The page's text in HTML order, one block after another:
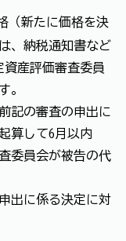
（新たに価格を決
、納税通知書など
産評価審査委員
。
記の審査の申出に
算して6月以内
委員会が被告の代
出に係る決定に対